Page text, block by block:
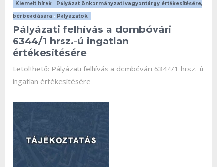
Kiemelt hírek • Pályázat önkormányzati vagyontárgy értékesítésére,
bérbeadására • Pályázatok
Pályázati felhívás a dombóvári
6344/1 hrsz.-ú ingatlan
értékesítésére
Letölthető: Pályázati felhívás a dombóvári 6344/1 hrsz.-ú
ingatlan értékesítésére